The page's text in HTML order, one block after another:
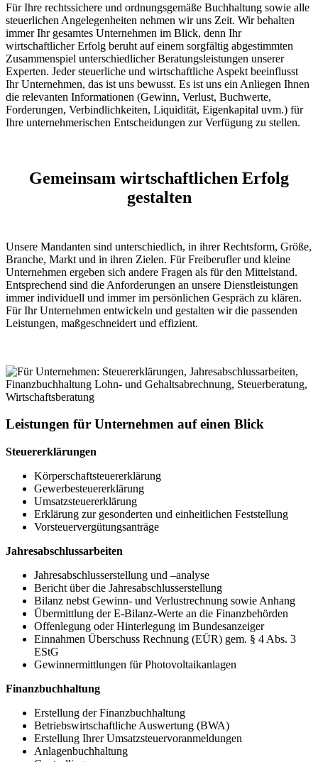
Für Ihre rechtssichere und ordnungsgemäße Buchhaltung sowie alle
steuerlichen Angelegenheiten nehmen wir uns Zeit. Wir behalten
immer Ihr gesamtes Unternehmen im Blick, denn Ihr
wirtschaftlicher Erfolg beruht auf einem sorgfältig abgestimmten
Zusammenspiel unterschiedlicher Beratungsleistungen unserer
Experten. Jeder steuerliche und wirtschaftliche Aspekt beeinflusst
Ihr Unternehmen, das ist uns bewusst. Es ist uns ein Anliegen Ihnen
die relevanten Informationen (Gewinn, Verlust, Buchwerte,
Forderungen, Verbindlichkeiten, Liquidität, Eigenkapital uvm.) für
Ihre unternehmerischen Entscheidungen zur Verfügung zu stellen.
Gemeinsam wirtschaftlichen Erfolg
gestalten
Unsere Mandanten sind unterschiedlich, in ihrer Rechtsform, Größe,
Branche, Markt und in ihren Zielen. Für Freiberufler und kleine
Unternehmen ergeben sich andere Fragen als für den Mittelstand.
Entsprechend sind die Anforderungen an unsere Dienstleistungen
immer individuell und immer im persönlichen Gespräch zu klären.
Für Ihr Unternehmen entwickeln und gestalten wir die passenden
Leistungen, maßgeschneidert und effizient.
Leistungen für Unternehmen auf einen Blick
Steuererklärungen
Körperschaftsteuererklärung
Gewerbesteuererklärung
Umsatzsteuererklärung
Erklärung zur gesonderten und einheitlichen Feststellung
Vorsteuervergütungsanträge
Jahresabschlussarbeiten
Jahresabschlusserstellung und –analyse
Bericht über die Jahresabschlusserstellung
Bilanz nebst Gewinn- und Verlustrechnung sowie Anhang
Übermittlung der E-Bilanz-Werte an die Finanzbehörden
Offenlegung oder Hinterlegung im Bundesanzeiger
Einnahmen Überschuss Rechnung (EÜR) gem. § 4 Abs. 3
EStG
Gewinnermittlungen für Photovoltaikanlagen
Finanzbuchhaltung
Erstellung der Finanzbuchhaltung
Betriebswirtschaftliche Auswertung (BWA)
Erstellung Ihrer Umsatzsteuervoranmeldungen
Anlagenbuchhaltung